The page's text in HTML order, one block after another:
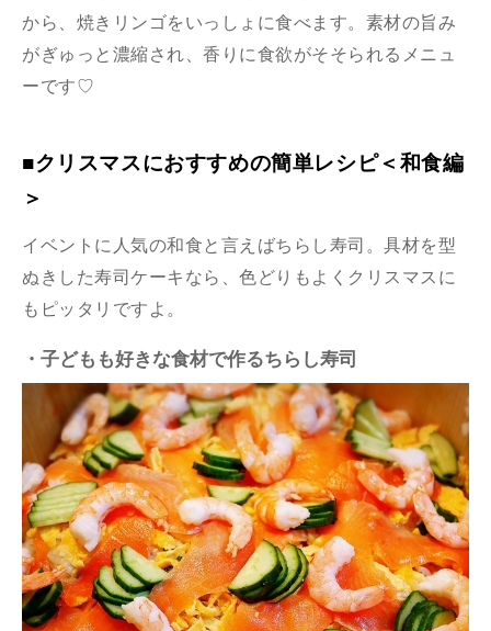
から、焼きリンゴをいっしょに食べます。素材の旨み
がぎゅっと濃縮され、香りに食欲がそそられるメニュ
ーです♡
■クリスマスにおすすめの簡単レシピ＜和食編
＞
イベントに人気の和食と言えばちらし寿司。具材を型
ぬきした寿司ケーキなら、色どりもよくクリスマスに
もピッタリですよ。
・子どもも好きな食材で作るちらし寿司